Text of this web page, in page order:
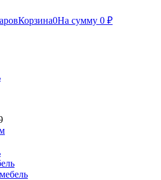
Корзина0На сумму 0 ₽